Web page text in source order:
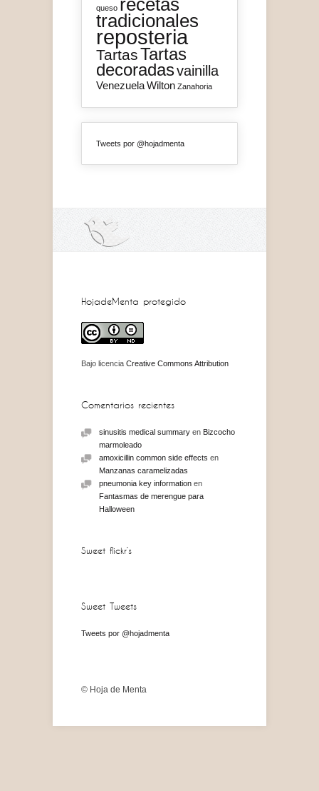
queso recetas
tradicionales
reposteria
TartasTartas
decoradasvainilla
VenezuelaWilton Zanahoria
Tweets por @hojadmenta
HojadeMenta protegido
Bajo licencia Creative Commons Attribution
Comentarios recientes
sinusitis medical summary en Bizcocho
marmoleado
amoxicillin common side effects en
Manzanas caramelizadas
pneumonia key information en
Fantasmas de merengue para
Halloween
Sweet flickr’s
Sweet Tweets
Tweets por @hojadmenta
© Hoja de Menta